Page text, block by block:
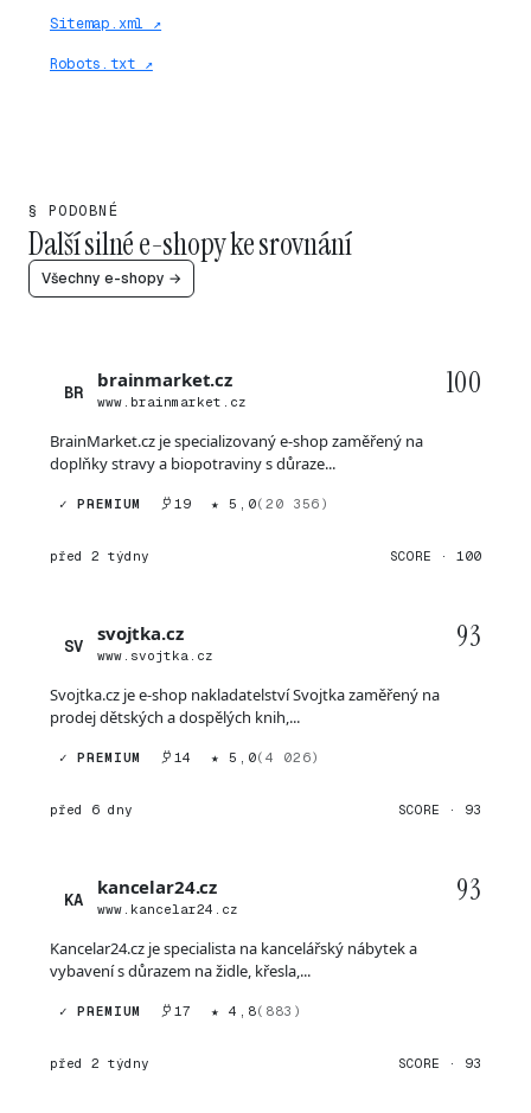
Sitemap.xml ↗
Robots.txt ↗
§ PODOBNÉ
Další silné e-shopy ke srovnání
Všechny e-shopy →
BR
brainmarket.cz
www.brainmarket.cz
100
BrainMarket.cz je specializovaný e-shop zaměřený na
doplňky stravy a biopotraviny s důraze...
✓ PREMIUM 19 ★ 5,0(20 356)
před 2 týdny SCORE · 100
SV
svojtka.cz
www.svojtka.cz
93
Svojtka.cz je e-shop nakladatelství Svojtka zaměřený na
prodej dětských a dospělých knih,...
✓ PREMIUM 14 ★ 5,0(4 026)
před 6 dny SCORE · 93
KA
kancelar24.cz
www.kancelar24.cz
93
Kancelar24.cz je specialista na kancelářský nábytek a
vybavení s důrazem na židle, křesla,...
✓ PREMIUM 17 ★ 4,8(883)
před 2 týdny SCORE · 93